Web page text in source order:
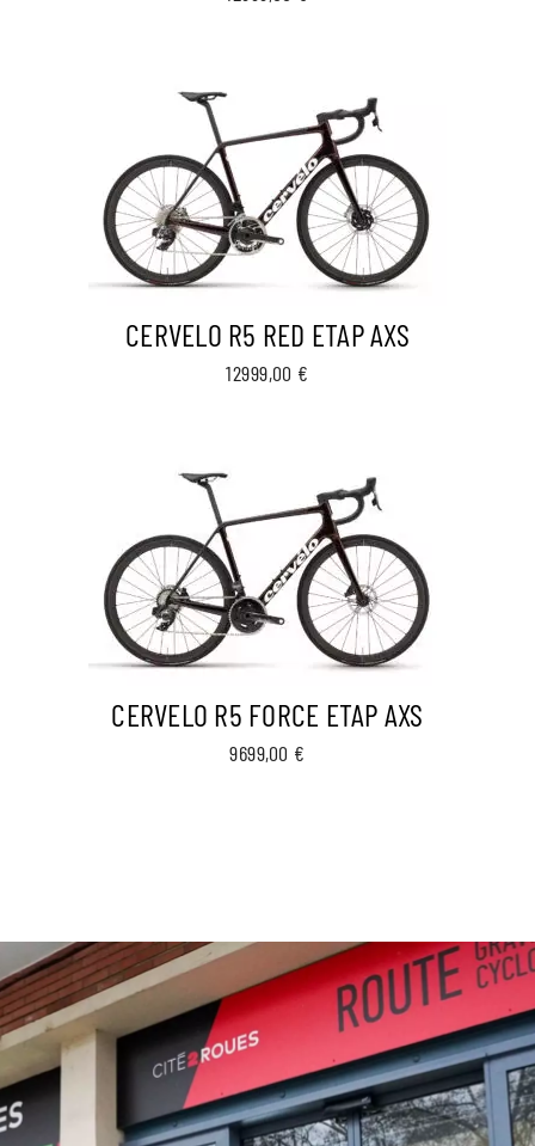
CERVELO R5 RED ETAP AXS
12999,00 €
CERVELO R5 FORCE ETAP AXS
9699,00 €